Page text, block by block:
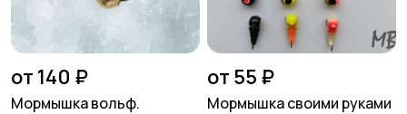
от 140 ₽
Мормышка вольф.
от 55 ₽
Мормышка своими руками